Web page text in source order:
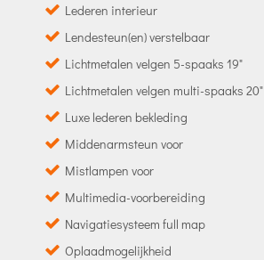
Lederen interieur
Lendesteun(en) verstelbaar
Lichtmetalen velgen 5-spaaks 19"
Lichtmetalen velgen multi-spaaks 20"
Luxe lederen bekleding
Middenarmsteun voor
Mistlampen voor
Multimedia-voorbereiding
Navigatiesysteem full map
Oplaadmogelijkheid